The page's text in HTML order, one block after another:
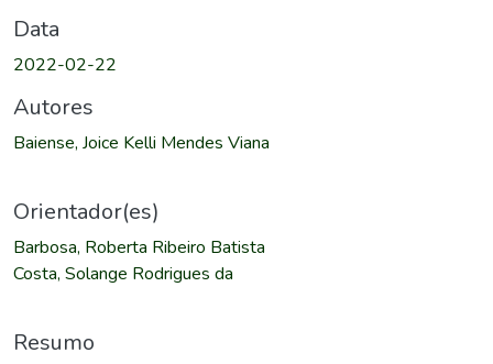
Data
2022-02-22
Autores
Baiense, Joice Kelli Mendes Viana
Orientador(es)
Barbosa, Roberta Ribeiro Batista
Costa, Solange Rodrigues da
Resumo